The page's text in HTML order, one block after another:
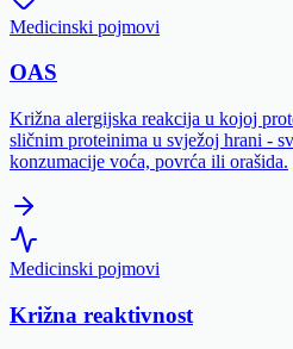
Medicinski pojmovi
OAS
Križna alergijska reakcija u kojoj
sličnim proteinima u svježoj hrani -
konzumacije voća, povrća ili orašida.
Medicinski pojmovi
Križna reaktivnost